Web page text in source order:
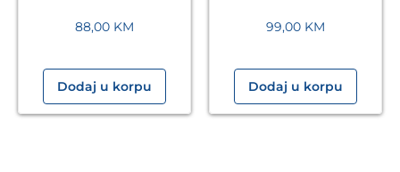
88,00 KM
Dodaj u korpu
99,00 KM
Dodaj u korpu